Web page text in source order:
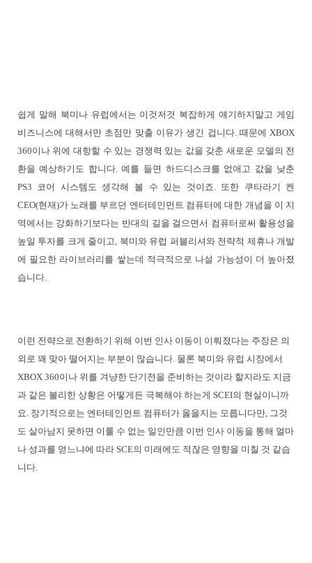
쉽게 말해 북미나 유럽에서는 이것저것 복잡하게 얘기하지말고 게임
비즈니스에 대해서만 초점만 맞출 이유가 생긴 겁니다. 때문에 XBOX
360이나 위에 대항할 수 있는 경쟁력 있는 값을 갖춘 새로운 모델의 전
환을 예상하기도 합니다. 예를 들면 하드디스크를 없애고 값을 낮춘
PS3 코어 시스템도 생각해 볼 수 있는 것이죠. 또한 쿠타라기 켄
CEO(현재)가 노래를 부르던 엔터테인먼트 컴퓨터에 대한 개념을 이 지
역에서는 강화하기보다는 반대의 길을 걸으면서 컴퓨터로써 활용성을
높일 투자를 크게 줄이고, 북미와 유럽 퍼블리셔와 전략적 제휴나 개발
에 필요한 라이브러리를 쌓는데 적극적으로 나설 가능성이 더 높아졌
습니다.
이런 전략으로 전환하기 위해 이번 인사 이동이 이뤄졌다는 주장은 의
외로 꽤 맞아 떨어지는 부분이 많습니다. 물론 북미와 유럽 시장에서
XBOX 360이나 위를 겨냥한 단기전을 준비하는 것이라 할지라도 지금
과 같은 불리한 상황은 어떻게든 극복해야 하는게 SCEI의 현실이니까
요. 장기적으로는 엔터테인먼트 컴퓨터가 옳을지는 모릅니다만, 그것
도 살아남지 못하면 이룰 수 없는 일인만큼 이번 인사 이동을 통해 얼마
나 성과를 얻느냐에 따라 SCE의 미래에도 적잖은 영향을 미칠 것 같습
니다.